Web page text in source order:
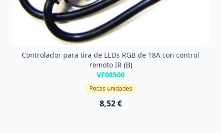
Controlador para tira de LEDs RGB de 18A con control
remoto IR (B)
VF08500
Pocas unidades
8,52 €